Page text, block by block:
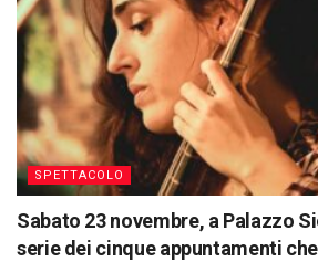
SPETTACOLO
Sabato 23 novembre, a Palazzo
serie dei cinque appuntamenti